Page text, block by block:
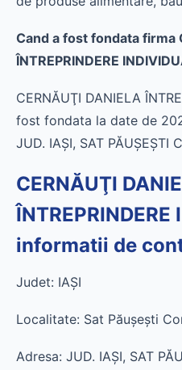
Cand a fost fondata firma
ÎNTREPRINDERE
CERNĂUŢI DANIELA
fost fondata la date de
JUD. IAŞI, SAT PĂUŞEŞTI
CERNĂUŢI
informatii de
Judet: IAŞI
Localitate: Sat Păuşeşti
Adresa: JUD. IAŞI, SAT